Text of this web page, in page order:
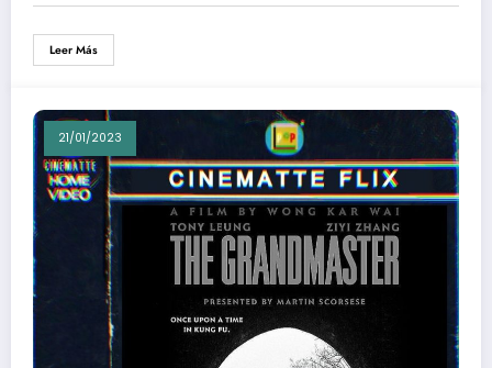
Leer Más
21/01/2023